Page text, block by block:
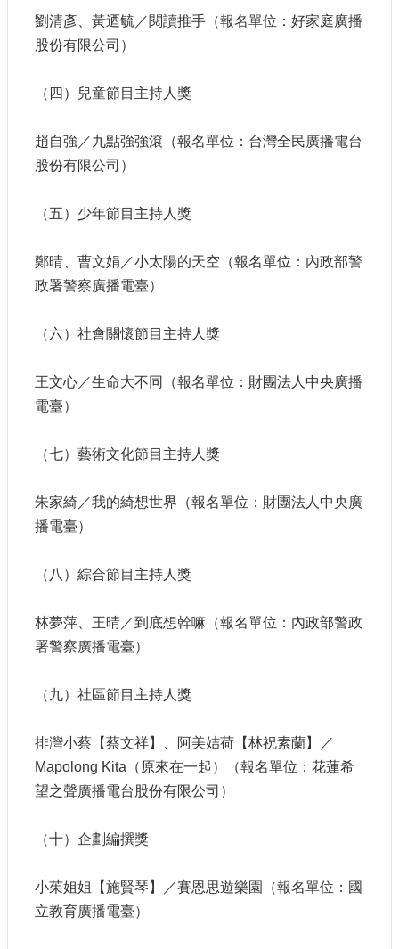
劉清彥、黃迺毓／閱讀推手（報名單位：好家庭廣播
股份有限公司）
（四）兒童節目主持人獎
趙自強／九點強強滾（報名單位：台灣全民廣播電台
股份有限公司）
（五）少年節目主持人獎
鄭晴、曹文娟／小太陽的天空（報名單位：內政部警
政署警察廣播電臺）
（六）社會關懷節目主持人獎
王文心／生命大不同（報名單位：財團法人中央廣播
電臺）
（七）藝術文化節目主持人獎
朱家綺／我的綺想世界（報名單位：財團法人中央廣
播電臺）
（八）綜合節目主持人獎
林夢萍、王晴／到底想幹嘛（報名單位：內政部警政
署警察廣播電臺）
（九）社區節目主持人獎
排灣小蔡【蔡文祥】、阿美姞荷【林祝素蘭】／
Mapolong Kita（原來在一起）（報名單位：花蓮希
望之聲廣播電台股份有限公司）
（十）企劃編撰獎
小茱姐姐【施賢琴】／賽恩思遊樂園（報名單位：國
立教育廣播電臺）